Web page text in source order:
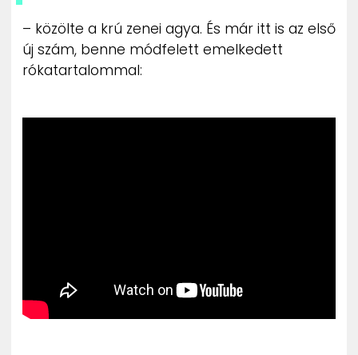
– közölte a krú zenei agya. És már itt is az első
új szám, benne módfelett emelkedett
rókatartalommal: